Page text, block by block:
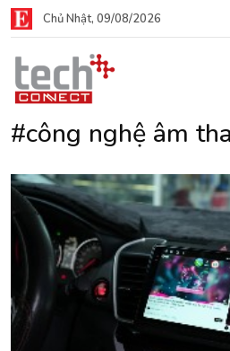
Chủ Nhật, 09/08/2026
#công nghệ âm